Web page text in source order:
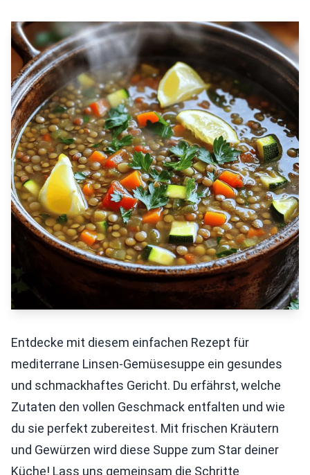
Entdecke mit diesem einfachen Rezept für
mediterrane Linsen-Gemüsesuppe ein gesundes
und schmackhaftes Gericht. Du erfährst, welche
Zutaten den vollen Geschmack entfalten und wie
du sie perfekt zubereitest. Mit frischen Kräutern
und Gewürzen wird diese Suppe zum Star deiner
Küche! Lass uns gemeinsam die Schritte